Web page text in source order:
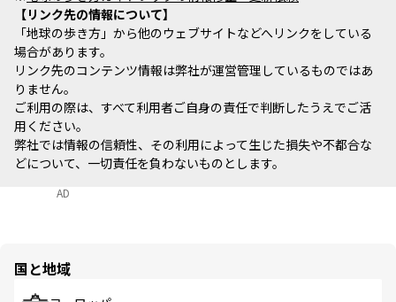
リンク先の情報について
「地球の歩き方」から他のウェブサイトなどへリンクをしている
場合があります。
リンク先のコンテンツ情報は弊社が運営管理しているものではあ
りません。
ご利用の際は、すべて利用者ご自身の責任で判断したうえでご活
用ください。
弊社では情報の信頼性、その利用によって生じた損失や不都合な
どについて、一切責任を負わないものとします。
AD
国と地域